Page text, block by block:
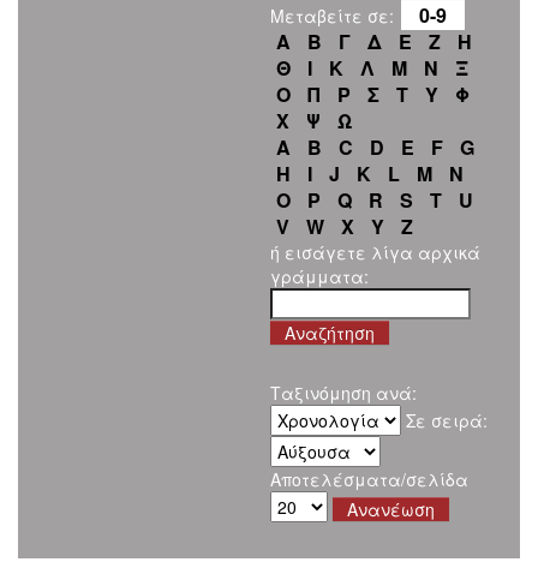
Μεταβείτε σε:
0-9
Α
Β Γ Δ Ε Ζ
Η
Θ
Ι Κ Λ Μ Ν
Ξ
Ο
Π Ρ Σ Τ Υ
Φ
Χ
Ψ
Ω
A
B C D E F
G
H
I J K L M
N
O
P Q R S T
U
V
W X Y Z
ή εισάγετε λίγα αρχικά
γράμματα:
Ταξινόμηση ανά:
Σε σειρά:
Αποτελέσματα/σελίδα